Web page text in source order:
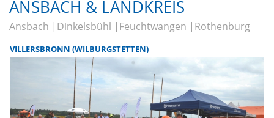
ANSBACH & LANDKREIS
Ansbach Dinkelsbühl Feuchtwangen Rothenburg
VILLERSBRONN (WILBURGSTETTEN)